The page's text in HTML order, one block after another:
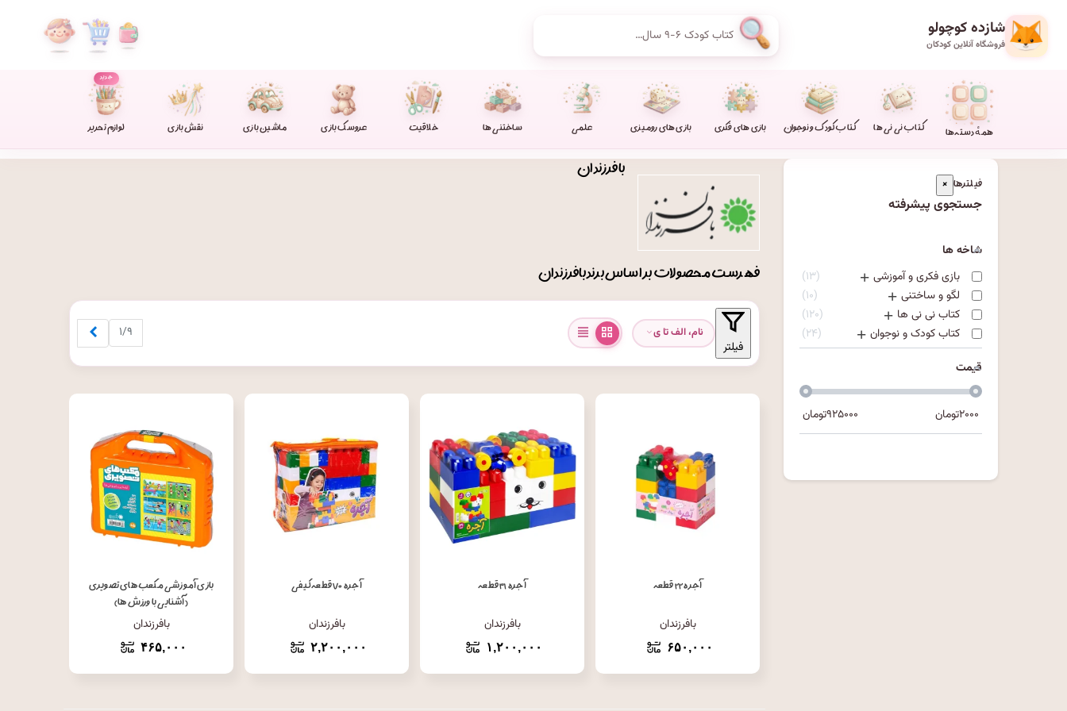
شازده کوچولو
فروشگاه آنلاین کودکان
همهٔ دسته‌ها کتاب نی نی ها کتاب کودک و نوجوان بازی های فکری بازی های رومیزی علمی ساختنی ها خلاقیت عروسک بازی ماشین بازی نقش بازی لوازم تحریر
جدید
فیلترها ×
جستجوی پیشرفته
شاخه ها
بازی فکری و آموزشی
۱۳
لگو و ساختنی
۱۰
کتاب نی نی ها
۱۲۰
کتاب کودک و نوجوان
۲۴
قیمت
۲۰۰۰تومان ۹۲۵۰۰۰تومان
بافرزندان
فهرست محصولات بر اساس برند بافرزندان
فیلتر
نام، الف تا ی ۱/۹
افزودن به سبد خرید
آجره ۲۲ قطعه
بافرزندان
۶۵۰,۰۰۰
افزودن به سبد خرید
آجره ۳۱ قطعه
بافرزندان
۱,۲۰۰,۰۰۰
افزودن به سبد خرید
آجره ۷۰ قطعه کیفی
بافرزندان
۲,۲۰۰,۰۰۰
افزودن به سبد خرید
بازی آموزشی مکعب های تصویری
(آشنایی با ورزش ها)
بافرزندان
۴۶۵,۰۰۰